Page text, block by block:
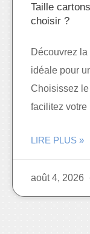
Taille
choisir ?
Découvrez
idéale pour
Choisissez
facilitez votre
LIRE PLUS »
août 4, 2026